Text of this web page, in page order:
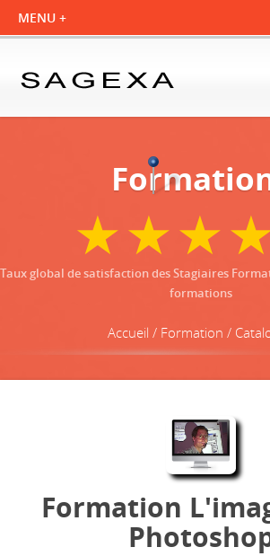
Taux global de satisfaction des Stagiaires
formations
Accueil / Formation /
Formation